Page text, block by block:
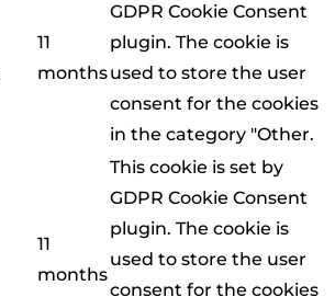
11
months
GDPR Cookie Consent
plugin. The cookie is
used to store the user
consent for the cookies
in the category "Other.
11
months
This cookie is set by
GDPR Cookie Consent
plugin. The cookie is
used to store the user
consent for the cookies